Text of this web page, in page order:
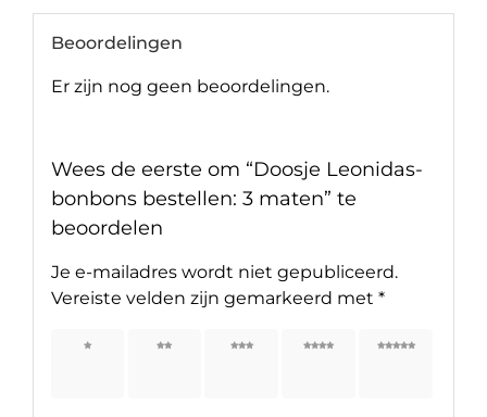
Beoordelingen
Er zijn nog geen beoordelingen.
Wees de eerste om “Doosje Leonidas-
bonbons bestellen: 3 maten” te
beoordelen
Je e-mailadres wordt niet gepubliceerd.
Vereiste velden zijn gemarkeerd met *
1 van
2 van
3 van
4 van
5 van